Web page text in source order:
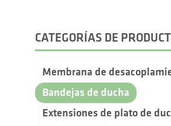
CATEGORÍAS DE
Membrana de
Bandejas de ducha
Extensiones de plato de